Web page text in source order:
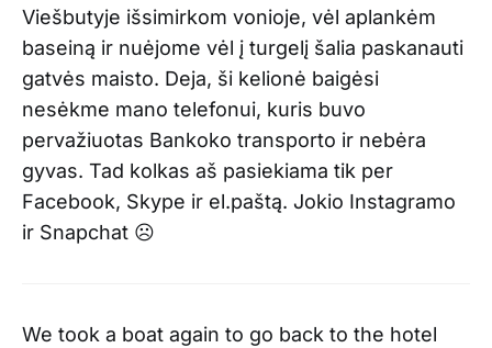
Viešbutyje išsimirkom vonioje, vėl aplankėm
baseiną ir nuėjome vėl į turgelį šalia paskanauti
gatvės maisto. Deja, ši kelionė baigėsi
nesėkme mano telefonui, kuris buvo
pervažiuotas Bankoko transporto ir nebėra
gyvas. Tad kolkas aš pasiekiama tik per
Facebook, Skype ir el.paštą. Jokio Instagramo
ir Snapchat ☹
We took a boat again to go back to the hotel